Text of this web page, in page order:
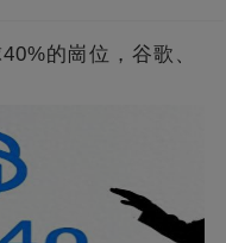
的崗位，谷歌、